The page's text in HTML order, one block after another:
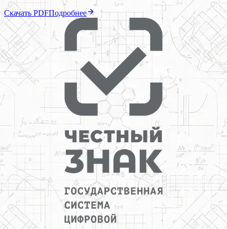
Скачать PDFПодробнее